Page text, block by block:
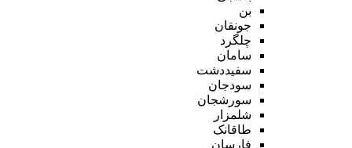
بن
جونقان
چلگرد
سامان
سفیددشت
سودجان
سورشجان
شلمزار
طاقانک
فارسان